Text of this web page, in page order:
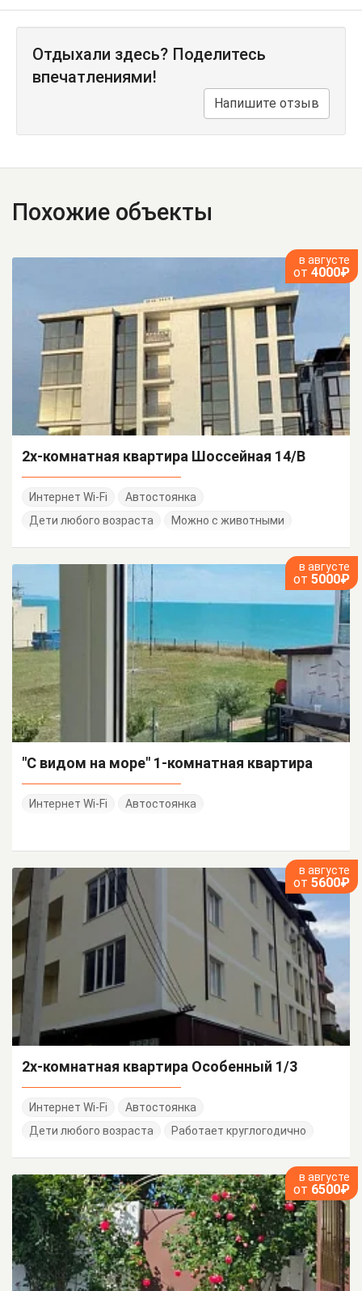
Отдыхали здесь? Поделитесь
впечатлениями!
Напишите отзыв
Похожие объекты
в августе
от 4000₽
2х-комнатная квартира Шоссейная 14/В
Интернет Wi-Fi
Автостоянка
Дети любого возраста
Можно с животными
в августе
от 5000₽
"С видом на море" 1-комнатная квартира
Интернет Wi-Fi Автостоянка
в августе
от 5600₽
2х-комнатная квартира Особенный 1/3
Интернет Wi-Fi
Автостоянка
Дети любого возраста
Работает круглогодично
в августе
от 6500₽